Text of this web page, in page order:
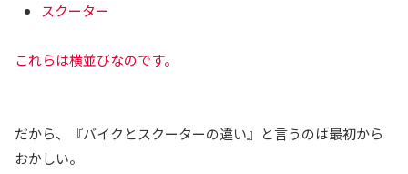
スクーター
これらは横並びなのです。
だから、『バイクとスクーターの違い』と言うのは最初から
おかしい。